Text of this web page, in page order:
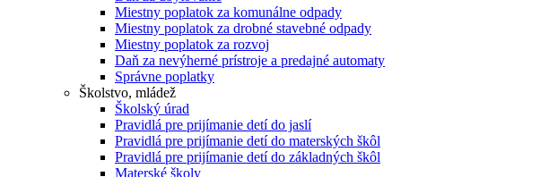
Miestny poplatok za komunálne odpady
Miestny poplatok za drobné stavebné odpady
Miestny poplatok za rozvoj
Daň za nevýherné prístroje a predajné automaty
Správne poplatky
Školstvo, mládež
Školský úrad
Pravidlá pre prijímanie detí do jaslí
Pravidlá pre prijímanie detí do materských škôl
Pravidlá pre prijímanie detí do základných škôl
Materské školy